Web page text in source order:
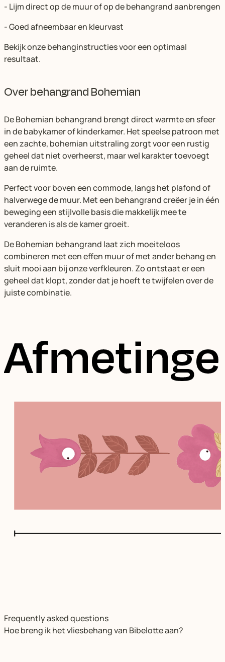
- Lijm direct op de muur of op de behangrand aanbrengen
- Goed afneembaar en kleurvast
Bekijk onze behanginstructies voor een optimaal
resultaat.
Over behangrand Bohemian
De Bohemian behangrand brengt direct warmte en sfeer
in de babykamer of kinderkamer. Het speelse patroon met
een zachte, bohemian uitstraling zorgt voor een rustig
geheel dat niet overheerst, maar wel karakter toevoegt
aan de ruimte.
Perfect voor boven een commode, langs het plafond of
halverwege de muur. Met een behangrand creëer je in één
beweging een stijlvolle basis die makkelijk mee te
veranderen is als de kamer groeit.
De Bohemian behangrand laat zich moeiteloos
combineren met een effen muur of met ander behang en
sluit mooi aan bij onze verfkleuren. Zo ontstaat er een
geheel dat klopt, zonder dat je hoeft te twijfelen over de
juiste combinatie.
Frequently asked questions
Hoe breng ik het vliesbehang van Bibelotte aan?